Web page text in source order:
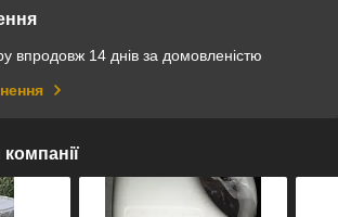
впродовж 14 днів за домовленістю